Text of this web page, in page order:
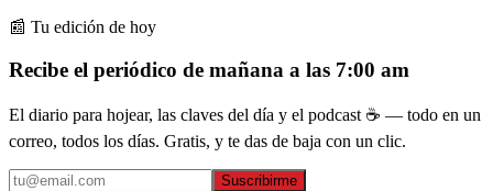
📰 Tu edición de hoy
Recibe el periódico de mañana a las 7:00 am
El diario para hojear, las claves del día y el podcast ☕ — todo en un
correo, todos los días. Gratis, y te das de baja con un clic.
Suscribirme